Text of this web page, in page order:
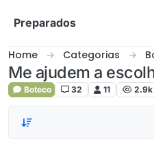
Preparados
Home Categorias
Me ajudem a
Boteco 32 11 2.9k